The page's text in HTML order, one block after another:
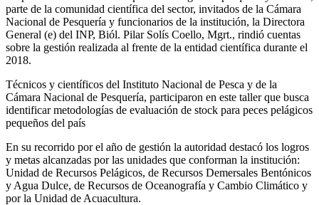
parte de la comunidad científica del sector, invitados de la Cámara
Nacional de Pesquería y funcionarios de la institución, la Directora
General (e) del INP, Biól. Pilar Solís Coello, Mgrt., rindió cuentas
sobre la gestión realizada al frente de la entidad científica durante el
2018.
Técnicos y científicos del Instituto Nacional de Pesca y de la
Cámara Nacional de Pesquería, participaron en este taller que busca
identificar metodologías de evaluación de stock para peces pelágicos
pequeños del país
En su recorrido por el año de gestión la autoridad destacó los logros
y metas alcanzadas por las unidades que conforman la institución:
Unidad de Recursos Pelágicos, de Recursos Demersales Bentónicos
y Agua Dulce, de Recursos de Oceanografía y Cambio Climático y
por la Unidad de Acuacultura.